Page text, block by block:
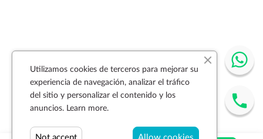
Utilizamos cookies de terceros para mejorar su
experiencia de navegación, analizar el tráfico
del sitio y personalizar el contenido y los
anuncios. Learn more.